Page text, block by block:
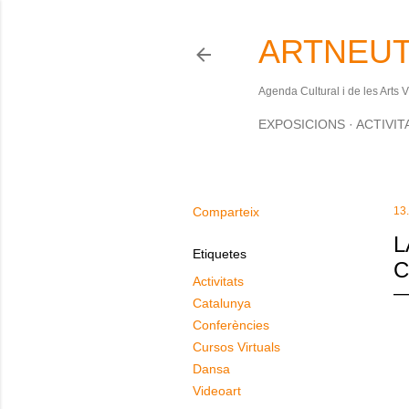
Agenda Cultural i de les Arts
EXPOSICIONS
Comparteix
Etiquetes
Activitats
Catalunya
Conferències
Cursos Virtuals
Dansa
Videoart